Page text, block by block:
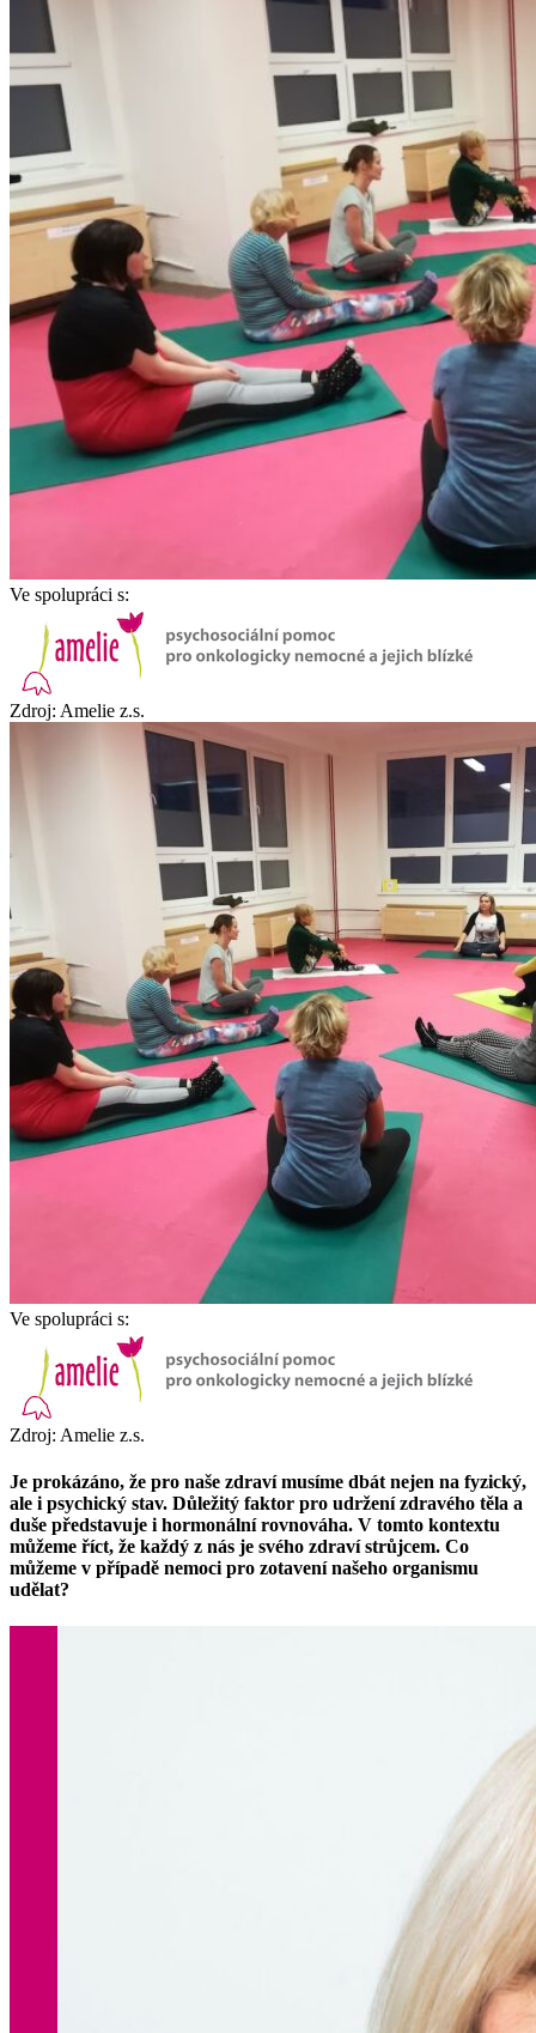
Ve spolupráci s:
Zdroj: Amelie z.s.
Ve spolupráci s:
Zdroj: Amelie z.s.
Je prokázáno, že pro naše zdraví musíme dbát nejen na fyzický,
ale i psychický stav. Důležitý faktor pro udržení zdravého těla a
duše představuje i hormonální rovnováha. V tomto kontextu
můžeme říct, že každý z nás je svého zdraví strůjcem. Co
můžeme v případě nemoci pro zotavení našeho organismu
udělat?